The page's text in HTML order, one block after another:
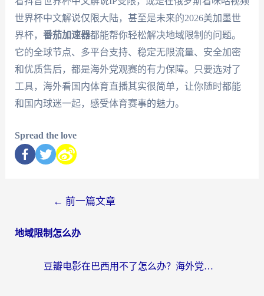
世界杯中文解说仅限大陆，甚至是未来的2026美加墨世
界杯， 番茄加速器都能帮你轻松解决地域限制的问题。
它的全球节点、多平台支持、稳定无限流量、安全加密
和优质售后，都是海外党观赛的有力保障。只要选对了
工具，海外看国内体育直播其实很简单，让你随时都能
和国内球迷一起，感受体育赛事的魅力。
Spread the love
← 前一篇文章
地域限制怎么办
豆瓣电影在巴西用不了怎么办？海外党亲测有效的回国加速方案